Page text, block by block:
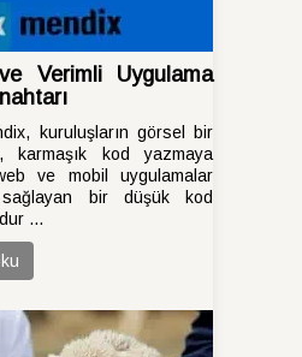
Verimli Uygulama
kuruluşların görsel bir
karmaşık kod yazmaya
ve mobil uygulamalar
sağlayan bir düşük kod
...